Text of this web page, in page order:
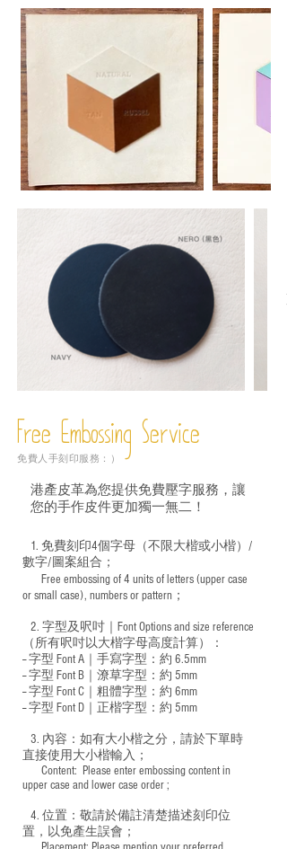
Free Embossing Service
免費人手刻印服務：）
港產皮革為您提供免費壓字服務，讓
您的手作皮件更加獨一無二！
1. 免費刻印4個字母（不限大楷或小楷）/
數字/圖案組合；
Free embossing of 4 units of letters (upper case
or small case), numbers or pattern；
2. 字型及呎吋｜ Font Options and size reference
（所有呎吋以大楷字母高度計算）：
-- 字型 Font A｜手寫字型：約 6.5mm
-- 字型 Font B｜潦草字型： 約 5mm
-- 字型 Font C｜粗體字型：約 6mm
-- 字型 Font D｜正楷字型： 約 5mm
3. 內容：如有大小楷之分，請於下單時
直接使用大小楷輸入；
​ Content: Please enter embossing content in
upper case and lower case order ;
4. 位置：敬請於備註清楚描述刻印位
置，以免產生誤會；